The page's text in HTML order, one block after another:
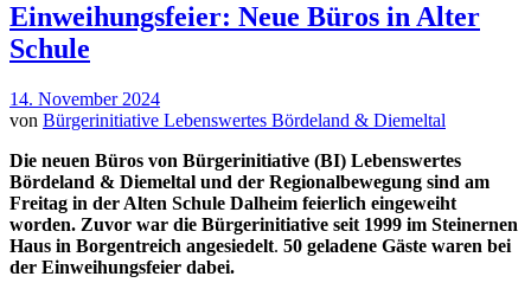
Einweihungsfeier: Neue Büros in Alter
Schule
14. November 2024
von Bürgerinitiative Lebenswertes Bördeland & Diemeltal
Die neuen Büros von Bürgerinitiative (BI) Lebenswertes
Bördeland & Diemeltal und der Regionalbewegung sind am
Freitag in der Alten Schule Dalheim feierlich eingeweiht
worden. Zuvor war die Bürgerinitiative seit 1999 im Steinernen
Haus in Borgentreich angesiedelt. 50 geladene Gäste waren bei
der Einweihungsfeier dabei.